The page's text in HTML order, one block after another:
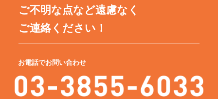
ご不明な点など遠慮なく
ご連絡ください！
お電話でお問い合わせ